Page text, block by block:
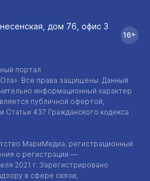
портал
. Все права защищены. Данный
информационный характер
публичной офертой,
437 Гражданского кодекса
МариМедиа, регистрационный
о регистрации —
2021 г. Зарегистрировано
в сфере связи,
дом 76, офис 3
16+